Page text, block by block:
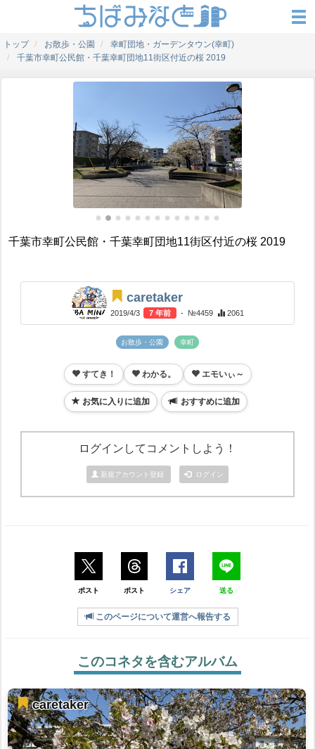
トップ お散歩・公園
幸町団地・ガーデンタウン(幸町)
千葉市幸町公民館・千葉幸町団地11街区付近の桜 2019
千葉市幸町公民館・千葉幸町団地11街区付近の桜 2019
caretaker
2019/4/3 7 年前 - №4459 2061
お散歩・公園 幸町
すてき！ わかる。 エモいぃ～
お気に入りに追加 おすすめに追加
ログインしてコメントしよう！
新規アカウント登録 ログイン
ポスト ポスト シェア 送る
このページについて運営へ報告する
このコネタを含むアルバム
caretaker